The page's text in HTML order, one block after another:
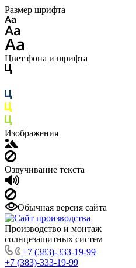
Размер шрифта
Цвет фона и шрифта
Изображения
Озвучивание текста
Обычная версия сайта
Производство и монтаж
солнцезащитных систем
+7 (383)-333-19-99
+7 (383)-333-19-99